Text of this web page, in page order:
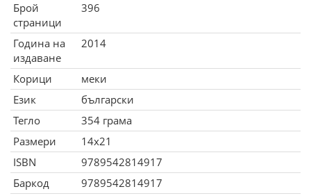
Брой
страници
396
Година на
издаване
2014
Корици
меки
Език
български
Тегло
354 грама
Размери
14x21
ISBN
9789542814917
Баркод
9789542814917